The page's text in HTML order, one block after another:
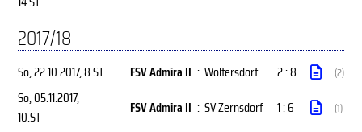
2017/18
So, 22.10.2017, 8.ST FSV Admira II : Woltersdorf 2 : 8 (2)
So, 05.11.2017,
10.ST
FSV Admira II : SV Zernsdorf 1 : 6 (1)